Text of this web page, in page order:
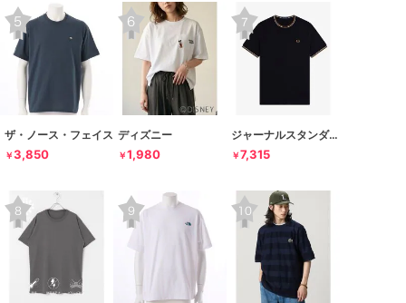
ザ・ノース・フェイス
￥3,850
ディズニー
￥1,980
ジャーナルスタンダード レリューム
￥7,315